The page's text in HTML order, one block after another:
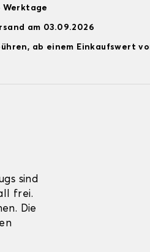
Werktage
am 03.09.2026
ab einem Einkaufswert
sind
frei.
Die